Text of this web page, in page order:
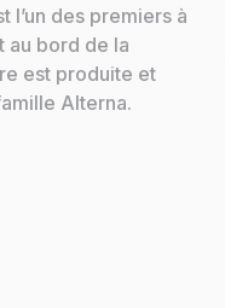
l’un des premiers à
au bord de la
est produite et
Alterna.